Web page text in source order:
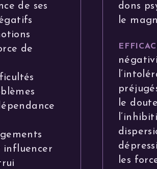
de ses
de
influencer
dons
le
le
les